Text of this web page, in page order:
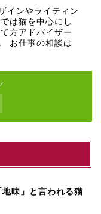
インやライティン
は猫を中心にし
方アドバイザー
お仕事の相談は
味」と言われる猫